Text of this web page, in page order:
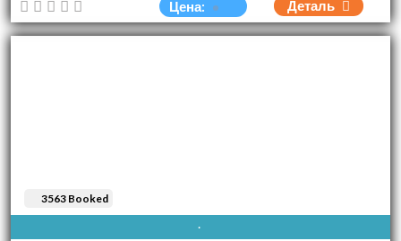
Цена: Деталь
СРЕ
3563 Booked